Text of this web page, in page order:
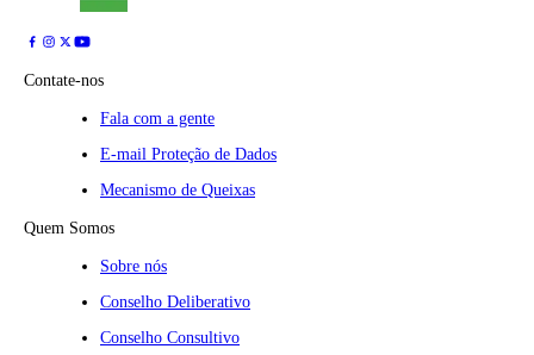
Contate-nos
Fala com a gente
E-mail Proteção de Dados
Mecanismo de Queixas
Quem Somos
Sobre nós
Conselho Deliberativo
Conselho Consultivo